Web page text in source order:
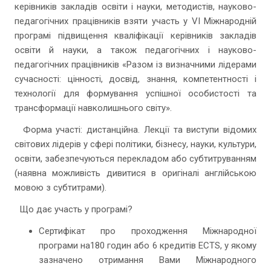
керівників закладів освіти і науки, методистів, науково-
педагогічних працівників взяти участь у VI Міжнародній
програмі підвищення кваліфікації керівників закладів
освіти й науки, а також педагогічних і науково-
педагогічних працівників «Разом із визначними лідерами
сучасності: цінності, досвід, знання, компетентності і
технології для формування успішної особистості та
трансформації навколишнього світу».
Форма участі: дистанційна. Лекції та виступи відомих
світових лідерів у сфері політики, бізнесу, науки, культури,
освіти, забезпечуються перекладом або субтитруванням
(наявна можливість дивитися в оригіналі англійською
мовою з субтитрами).
Що дає участь у програмі?
Сертифікат про проходження Міжнародної
програми на180 годин або 6 кредитів ECTS, у якому
зазначено отримання Вами Міжнародного